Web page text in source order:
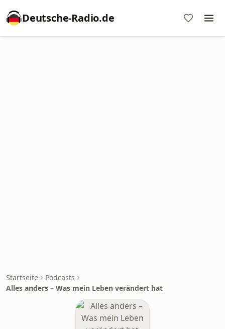
Deutsche-Radio.de
Startseite
Podcasts
Alles anders – Was mein Leben verändert hat